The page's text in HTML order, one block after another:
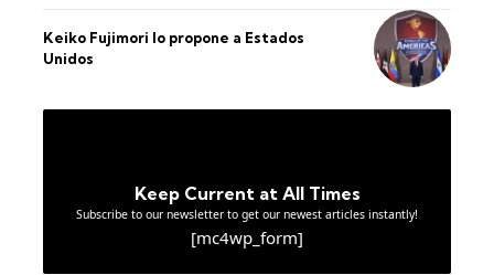
Keiko Fujimori lo propone a Estados
Unidos
Keep Current at All Times
Subscribe to our newsletter to get our newest articles instantly!
[mc4wp_form]